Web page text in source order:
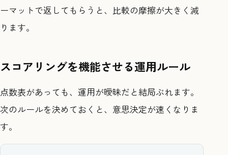
ーマットで返してもらうと、比較の摩擦が大きく減
ります。
スコアリングを機能させる運用ルール
点数表があっても、運用が曖昧だと結局ぶれます。
次のルールを決めておくと、意思決定が速くなりま
す。